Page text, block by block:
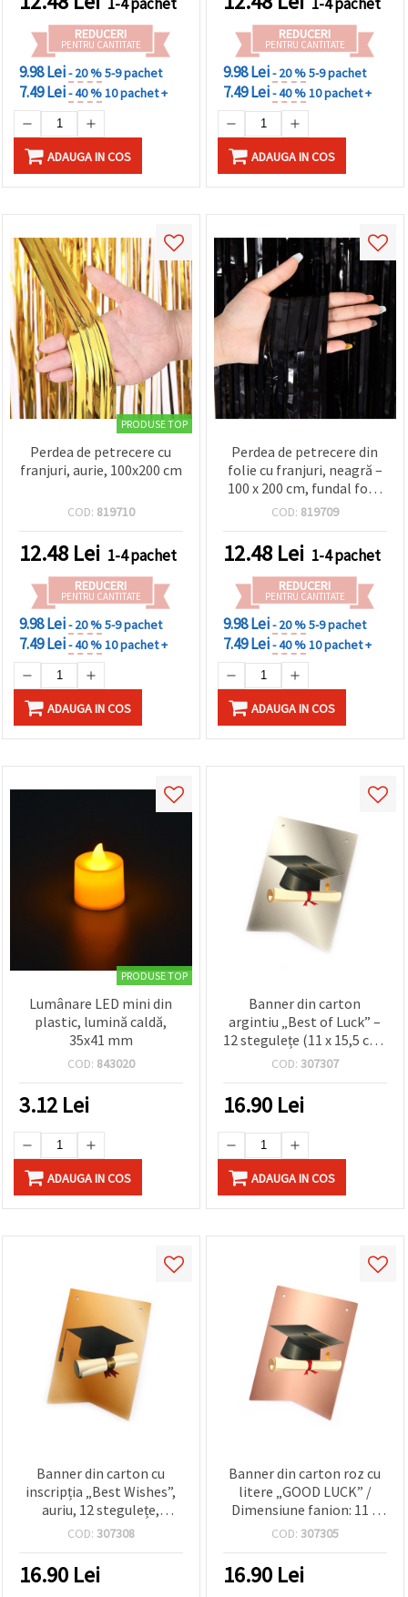
făcând clic
"Salvați"
Аcceptati
Setări
REDUCERI
PENTRU CANTITATE
9.98 Lei- 20 %5-9 pachet
7.49 Lei- 40 %10 pachet +
ADAUGA IN COS
REDUCERI
PENTRU CANTITATE
9.98 Lei- 20 %5-9 pachet
7.49 Lei- 40 %10 pachet +
ADAUGA IN COS
PRODUSE TOP
Perdea de petrecere cu
franjuri, aurie, 100x200 cm
COD: 819710
12.48 Lei 1-4 pachet
REDUCERI
PENTRU CANTITATE
9.98 Lei- 20 %5-9 pachet
7.49 Lei- 40 %10 pachet +
ADAUGA IN COS
Perdea de petrecere din
folie cu franjuri, neagră –
100 x 200 cm, fundal foto
strălucitor pentru cabina
COD: 819709
12.48 Lei 1-4 pachet
REDUCERI
PENTRU CANTITATE
9.98 Lei- 20 %5-9 pachet
7.49 Lei- 40 %10 pachet +
ADAUGA IN COS
PRODUSE TOP
Lumânare LED mini din
plastic, lumină caldă,
35x41 mm
COD: 843020
3.12 Lei
ADAUGA IN COS
Banner din carton
argintiu „Best of Luck” –
12 stegulețe (11 x 15,5 cm)
– Decorațiune perfectă
evenimente
COD: 307307
16.90 Lei
ADAUGA IN COS
Banner din carton cu
inscripția „Best Wishes”,
auriu, 12 stegulețe,
dimensiune steguleț 11 x
COD: 307308
16.90 Lei
Banner din carton roz cu
litere „GOOD LUCK” /
Dimensiune fanion: 11 x
15,5 cm / 12 fanioane
COD: 307305
16.90 Lei